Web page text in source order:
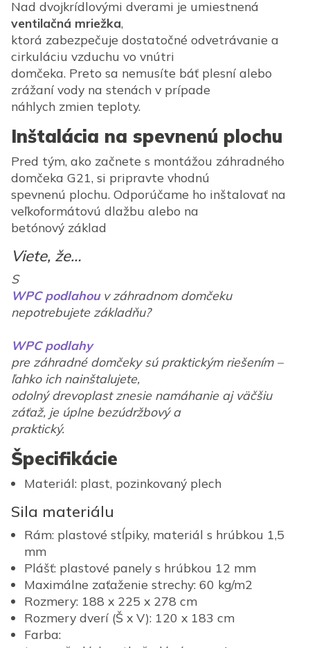
Nad dvojkrídlovými dverami je umiestnená
ventilačná mriežka,
ktorá zabezpečuje dostatočné odvetrávanie a
cirkuláciu vzduchu vo vnútri
domčeka. Preto sa nemusíte báť plesní alebo
zrážaní vody na stenách v prípade
náhlych zmien teploty.
Inštalácia na spevnenú plochu
Pred tým, ako začnete s montážou záhradného
domčeka G21, si pripravte vhodnú
spevnenú plochu. Odporúčame ho inštalovať na
veľkoformátovú dlažbu alebo na
betónový základ
Viete, že…
S
WPC podlahouv záhradnom domčeku
nepotrebujete základňu?
WPC podlahy
pre záhradné domčeky sú praktickým riešením –
ľahko ich nainštalujete,
odolný drevoplast znesie namáhanie aj väčšiu
záťaž, je úplne bezúdržbový a
praktický.
Špecifikácie
Materiál: plast, pozinkovaný plech
Sila materiálu
Rám: plastové stĺpiky, materiál s hrúbkou 1,5
mm
Plášť: plastové panely s hrúbkou 12 mm
Maximálne zaťaženie strechy: 60 kg/m2
Rozmery: 188 x 225 x 278 cm
Rozmery dverí (Š x V): 120 x 183 cm
Farba: